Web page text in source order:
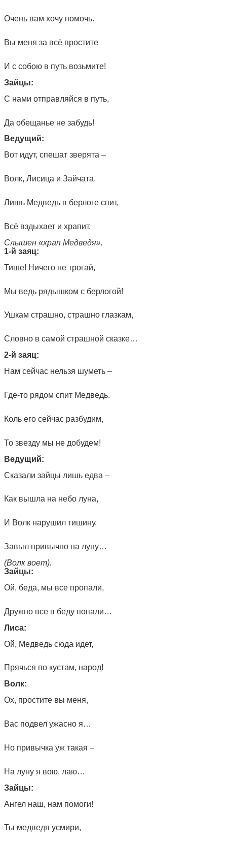
Очень вам хочу помочь.
Вы меня за всё простите
И с собою в путь возьмите!
Зайцы:
С нами отправляйся в путь,
Да обещанье не забудь!
Ведущий:
Вот идут, спешат зверята –
Волк, Лисица и Зайчата.
Лишь Медведь в берлоге спит,
Всё вздыхает и храпит.
Слышен «храп Медведя».
1-й заяц:
Тише! Ничего не трогай,
Мы ведь рядышком с берлогой!
Ушкам страшно, страшно глазкам,
Словно в самой страшной сказке…
2-й заяц:
Нам сейчас нельзя шуметь –
Где-то рядом спит Медведь.
Коль его сейчас разбудим,
То звезду мы не добудем!
Ведущий:
Сказали зайцы лишь едва –
Как вышла на небо луна,
И Волк нарушил тишину,
Завыл привычно на луну…
(Волк воет).
Зайцы:
Ой, беда, мы все пропали,
Дружно все в беду попали…
Лиса:
Ой, Медведь сюда идет,
Прячься по кустам, народ!
Волк:
Ох, простите вы меня,
Вас подвел ужасно я…
Но привычка уж такая –
На луну я вою, лаю…
Зайцы:
Ангел наш, нам помоги!
Ты медведя усмири,